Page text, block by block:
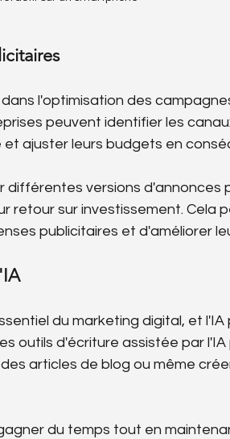
l'optimisation des
peuvent identifier les
ajuster leurs budgets en
différentes versions d'annonces
retour sur investissement. Cela
publicitaires et d'améliorer
du marketing digital, et l'IA
outils d'écriture assistée par
articles de blog ou même
du temps tout en